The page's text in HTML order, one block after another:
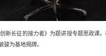
新长征的接力者》为题讲授专题思政课。
骏为基地揭牌。